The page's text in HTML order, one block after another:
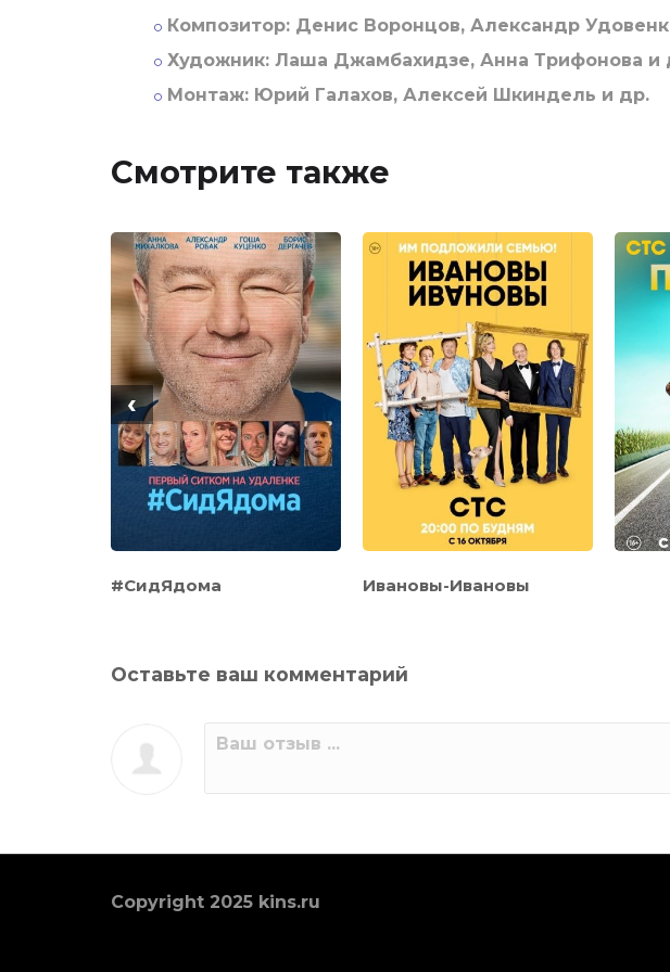
Композитор: Денис Воронцов, Александр
Художник: Лаша Джамбахидзе, Анна Трифонова и
Монтаж: Юрий Галахов, Алексей Шкиндель и др.
Смотрите также
#СидЯдома Ивановы-Ивановы
‹
Оставьте ваш комментарий
Copyright 2025 kins.ru